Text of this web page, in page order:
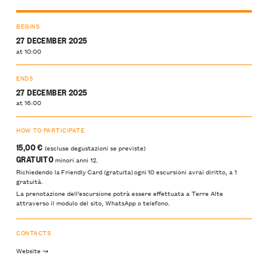
BEGINS
27 DECEMBER 2025
at 10:00
ENDS
27 DECEMBER 2025
at 16:00
HOW TO PARTICIPATE
15,00 € (escluse degustazioni se previste)
GRATUITOminori anni 12.
Richiedendo la Friendly Card (gratuita) ogni 10 escursioni avrai diritto, a 1
gratuità.
La prenotazione dell’escursione potrà essere effettuata a Terre Alte
attraverso il modulo del sito, WhatsApp o telefono.
CONTACTS
Website ↝